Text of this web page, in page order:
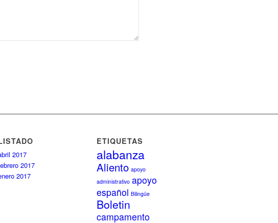
2017
2017
2017
ETIQUETAS
alabanza
Aliento apoyo
administrativo apoyo
español Bilingüe
Boletin
campamento